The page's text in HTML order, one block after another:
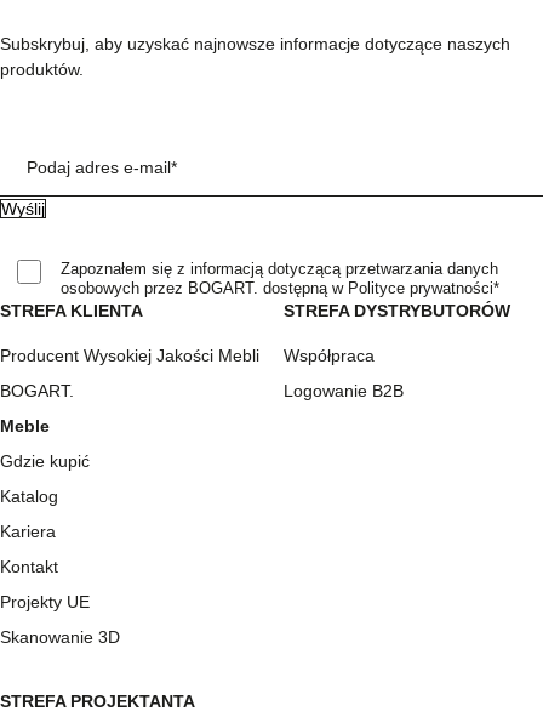
STREFA KLIENTA
Producent Wysokiej Jakości Mebli
BOGART.
Meble
Gdzie kupić
Katalog
Kariera
Kontakt
Projekty UE
Skanowanie 3D
STREFA DYSTRYBUTORÓW
Współpraca
Logowanie B2B
STREFA PROJEKTANTA
Subskrybuj, aby uzyskać najnowsze informacje dotyczące naszych
produktów.
Podaj adres e-mail*
Zapoznałem się z informacją dotyczącą przetwarzania danych
osobowych przez BOGART. dostępną w Polityce prywatności*